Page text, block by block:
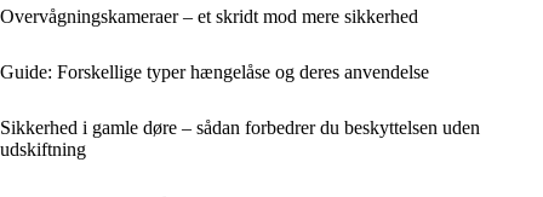
Overvågningskameraer – et skridt mod mere sikkerhed
Guide: Forskellige typer hængelåse og deres anvendelse
Sikkerhed i gamle døre – sådan forbedrer du beskyttelsen uden
udskiftning